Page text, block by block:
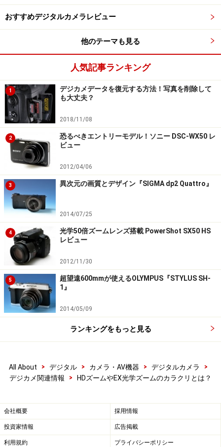
おすすめデジタルカメラレビュー
他のテーマも見る
人気記事ランキング
1
デジカメデータを復元する方法！写真を削除して
も大丈夫？
2018/11/08
2
恐るべきエントリーモデル！ソニー DSC-WX50 レ
ビュー
2012/04/06
3 異次元の画質とデザイン『SIGMA dp2 Quattro』
2014/07/25
4
光学50倍ズームレンズ搭載 PowerShot SX50 HS
レビュー
2012/11/30
5
超望遠600mmが使えるOLYMPUS『STYLUS SH-
1』
2014/05/09
ランキングをもっと見る
All About > デジタル > カメラ・AV機器 > デジタルカメラ
>
デジカメ関連情報
> HDズームやEX光学ズームのカラクリとは？
会社概要 採用情報
投資家情報 広告掲載
利用規約 プライバシーポリシー